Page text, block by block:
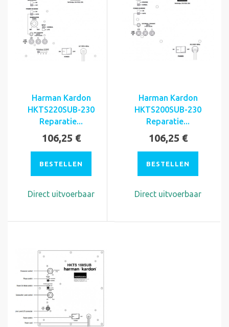
Harman Kardon
HKTS220SUB-230
Reparatie...
106,25 €
BESTELLEN
Direct uitvoerbaar
Harman Kardon
HKTS200SUB-230
Reparatie...
106,25 €
BESTELLEN
Direct uitvoerbaar